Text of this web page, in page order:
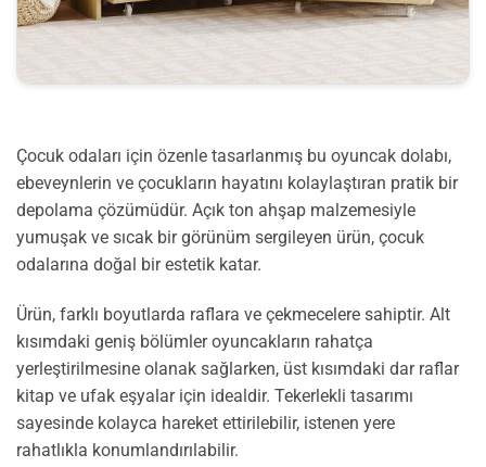
Çocuk odaları için özenle tasarlanmış bu oyuncak dolabı,
ebeveynlerin ve çocukların hayatını kolaylaştıran pratik bir
depolama çözümüdür. Açık ton ahşap malzemesiyle
yumuşak ve sıcak bir görünüm sergileyen ürün, çocuk
odalarına doğal bir estetik katar.
Ürün, farklı boyutlarda raflara ve çekmecelere sahiptir. Alt
kısımdaki geniş bölümler oyuncakların rahatça
yerleştirilmesine olanak sağlarken, üst kısımdaki dar raflar
kitap ve ufak eşyalar için idealdir. Tekerlekli tasarımı
sayesinde kolayca hareket ettirilebilir, istenen yere
rahatlıkla konumlandırılabilir.